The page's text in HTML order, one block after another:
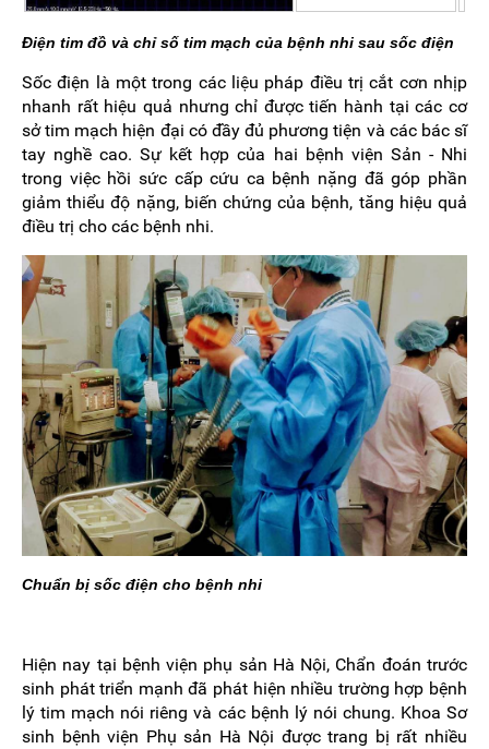
Điện tim đồ và chỉ số tim mạch của bệnh nhi sau sốc điện
Sốc điện là một trong các liệu pháp điều trị cắt cơn nhịp
nhanh rất hiệu quả nhưng chỉ được tiến hành tại các cơ
sở tim mạch hiện đại có đầy đủ phương tiện và các bác sĩ
tay nghề cao. Sự kết hợp của hai bệnh viện Sản - Nhi
trong việc hồi sức cấp cứu ca bệnh nặng đã góp phần
giảm thiểu độ nặng, biến chứng của bệnh, tăng hiệu quả
điều trị cho các bệnh nhi.
Chuẩn bị sốc điện cho bệnh nhi
Hiện nay tại bệnh viện phụ sản Hà Nội, Chẩn đoán trước
sinh phát triển mạnh đã phát hiện nhiều trường hợp bệnh
lý tim mạch nói riêng và các bệnh lý nói chung. Khoa Sơ
sinh bệnh viện Phụ sản Hà Nội được trang bị rất nhiều